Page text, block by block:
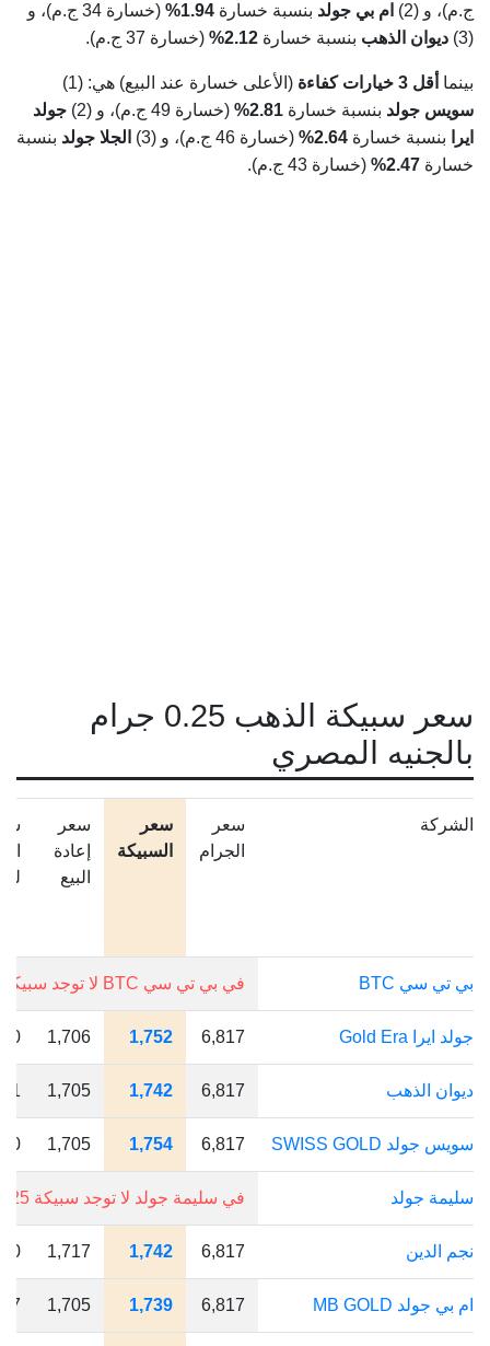
ج.م)، و (2)
ام بي جولد بنسبة خسارة 1.94%
(خسارة 34 ج.م)، و
(3)
ديوان الذهب بنسبة خسارة 2.12% (خسارة 37 ج.م).
بينما أقل 3 خيارات كفاءة
(الأعلى خسارة عند البيع) هي: (1)
سويس جولد بنسبة خسارة 2.81% (خسارة 49 ج.م)، و (2)
جولد
ايرا
بنسبة خسارة 2.64% (خسارة 46 ج.م)، و (3) الجلا جولد بنسبة
خسارة 2.47% (خسارة 43 ج.م).
سعر سبيكة الذهب 0.25 جرام
بالجنيه المصري
الشركة
سعر
الجرام
سعر
السبيكة
سعر
إعادة
البيع
بي تي سي BTC في بي تي سي BTC لا توجد سبيكة 0.25 جرام.
جولد ايرا Gold Era 6,817
1,752
1,706
ديوان الذهب 6,817
1,742
1,705
سويس جولد SWISS GOLD 6,817
1,754
1,705
سليمة جولد في سليمة جولد لا توجد سبيكة 0.25 جرام.
نجم الدين 6,817
1,742
1,717
ام بي جولد MB GOLD 6,817
1,739
1,705